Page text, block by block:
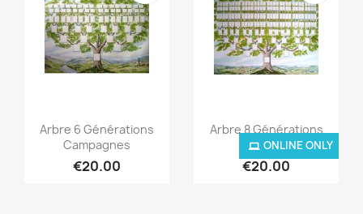
 Quick view
Arbre 6 Générations
Campagnes
€20.00
 Quick view
Arbre 8 Générations
Village...
€20.00
ONLINE ONLY